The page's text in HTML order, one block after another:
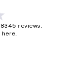
reviews.
here.